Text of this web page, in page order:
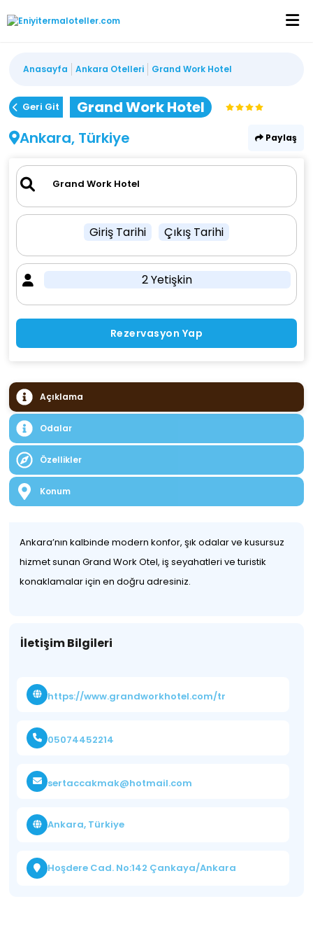
Anasayfa Ankara Otelleri Grand Work Hotel
Geri Git
Grand Work Hotel
Ankara, Türkiye
Paylaş
Giriş Tarihi Çıkış Tarihi
2 Yetişkin
Rezervasyon Yap
Açıklama
Odalar
Özellikler
Konum
Ankara’nın kalbinde modern konfor, şık odalar ve kusursuz
hizmet sunan Grand Work Otel, iş seyahatleri ve turistik
konaklamalar için en doğru adresiniz.
İletişim Bilgileri
https://www.grandworkhotel.com/tr
05074452214
sertaccakmak@hotmail.com
Ankara, Türkiye
Hoşdere Cad. No:142 Çankaya/Ankara